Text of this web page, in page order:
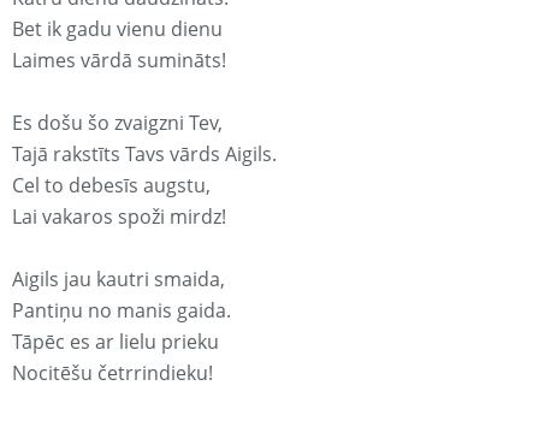
Bet ik gadu vienu dienu
Laimes vārdā sumināts!
Es došu šo zvaigzni Tev,
Tajā rakstīts Tavs vārds Aigils.
Cel to debesīs augstu,
Lai vakaros spoži mirdz!
Aigils jau kautri smaida,
Pantiņu no manis gaida.
Tāpēc es ar lielu prieku
Nocitēšu četrrindieku!